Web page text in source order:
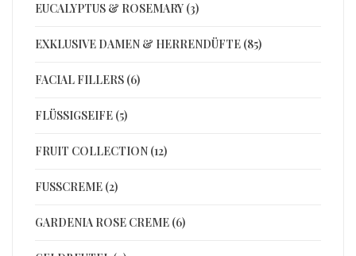
EUCALYPTUS & ROSEMARY (3)
EXKLUSIVE DAMEN & HERRENDÜFTE (85)
FACIAL FILLERS (6)
FLÜSSIGSEIFE (5)
FRUIT COLLECTION (12)
FUSSCREME (2)
GARDENIA ROSE CREME (6)